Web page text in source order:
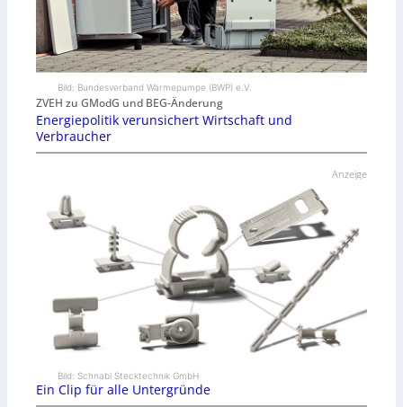
Bild: Bundesverband Wärmepumpe (BWP) e.V.
ZVEH zu GModG und BEG-Änderung
Energiepolitik verunsichert Wirtschaft und
Verbraucher
Anzeige
Bild: Schnabl Stecktechnik GmbH
Ein Clip für alle Untergründe